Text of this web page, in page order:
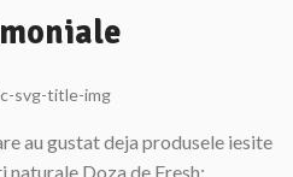
au gustat deja produsele iesite
naturale Doza de Fresh: